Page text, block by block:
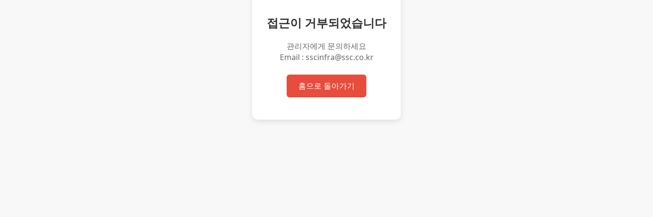
접근이 거부되었습니다
관리자에게 문의하세요
Email : sscinfra@ssc.co.kr
홈으로 돌아가기